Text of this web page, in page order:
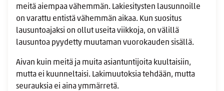
meitä aiempaa vähemmän. Lakiesitysten lausunnoille
on varattu entistä vähemmän aikaa. Kun suositus
lausuntoajaksi on ollut useita viikkoja, on välillä
lausuntoa pyydetty muutaman vuorokauden sisällä.
Aivan kuin meitä ja muita asiantuntijoita kuultaisiin,
mutta ei kuunneltaisi. Lakimuutoksia tehdään, mutta
seurauksia ei aina ymmärretä.